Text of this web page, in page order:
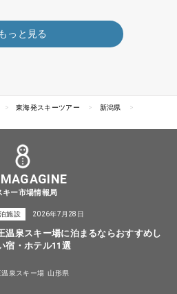
もっと見る
東海発スキーツアー
新潟県
キー市場情報局
施設 2026年7月28日
温泉スキー場に泊まるならおすすめし
宿・ホテル11選
温泉スキー場 山形県